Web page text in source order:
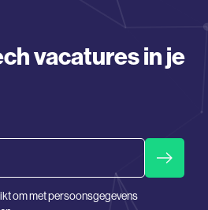
vacatures in je
om met persoonsgegevens